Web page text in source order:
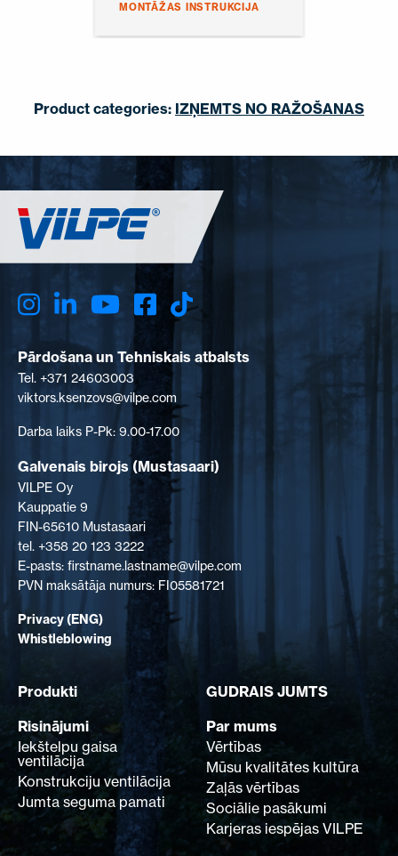
MONTĀŽAS INSTRUKCIJA
Product categories: IZŅEMTS NO RAŽOŠANAS
Pārdošana un Tehniskais atbalsts
Tel. +371 24603003
viktors.ksenzovs@vilpe.com
Darba laiks P-Pk: 9.00-17.00
Galvenais birojs (Mustasaari)
VILPE Oy
Kauppatie 9
FIN-65610 Mustasaari
tel. +358 20 123 3222
E-pasts: firstname.lastname@vilpe.com
PVN maksātāja numurs: FI05581721
Privacy (ENG)
Whistleblowing
Produkti
GUDRAIS JUMTS
Risinājumi
Iekštelpu gaisa
ventilācija
Konstrukciju ventilācija
Jumta seguma pamati
Par mums
Vērtības
Mūsu kvalitātes kultūra
Zaļās vērtības
Sociālie pasākumi
Karjeras iespējas VILPE